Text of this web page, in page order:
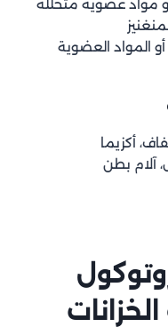
خزانات المياه
مواد عضوية متحللة
أو المواد العضوية
أكزيما
آلام بطن